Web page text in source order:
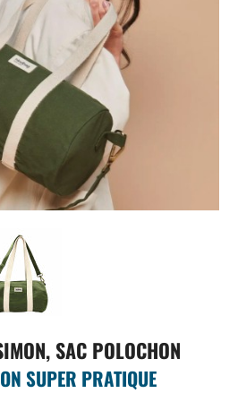
SAC POLOCHON
SUPER PRATIQUE